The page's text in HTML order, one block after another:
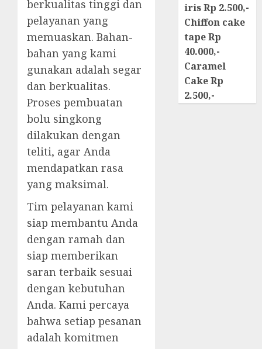
berkualitas tinggi dan
pelayanan yang
memuaskan. Bahan-
bahan yang kami
gunakan adalah segar
dan berkualitas.
Proses pembuatan
bolu singkong
dilakukan dengan
teliti, agar Anda
mendapatkan rasa
yang maksimal.
Tim pelayanan kami
siap membantu Anda
dengan ramah dan
siap memberikan
saran terbaik sesuai
dengan kebutuhan
Anda. Kami percaya
bahwa setiap pesanan
adalah komitmen
iris Rp 2.500,-
Chiffon cake
tape Rp
40.000,-
Caramel
Cake Rp
2.500,-